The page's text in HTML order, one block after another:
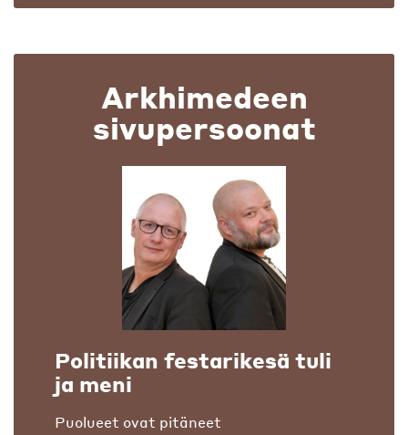
Arkhimedeen
sivupersoonat
Politiikan festarikesä tuli
ja meni
Puolueet ovat pitäneet